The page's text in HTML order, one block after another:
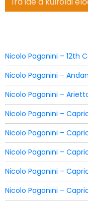
for:
Nicolo Paganini – 12th
Nicolo Paganini –
Nicolo Paganini –
Nicolo Paganini –
Nicolo Paganini –
Nicolo Paganini –
Nicolo Paganini –
Nicolo Paganini –